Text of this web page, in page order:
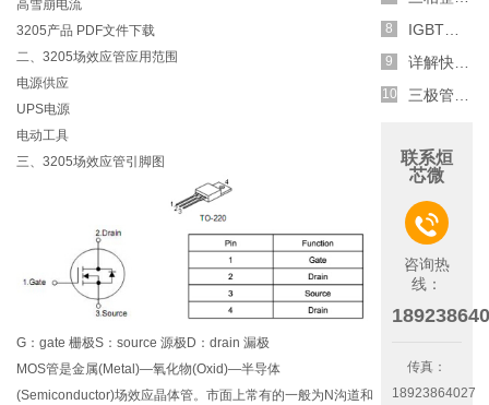
高雪崩电流
3205产品 PDF文件下载
二、3205场效应管应用范围
电源供应
UPS电源
电动工具
三、3205场效应管引脚图
G：gate 栅极S：source 源极D：drain 漏极
MOS管是金属(Metal)—氧化物(Oxid)—半导体
(Semiconductor)场效应晶体管。市面上常有的一般为N沟道和
IGBT三相全桥整流电路工作原理介绍
详解快恢复二极管,结构,特性和应用介绍
三极管和MOS管组合式开关电路分析
联系烜
芯微

咨询热
线：
传真：
18923864027